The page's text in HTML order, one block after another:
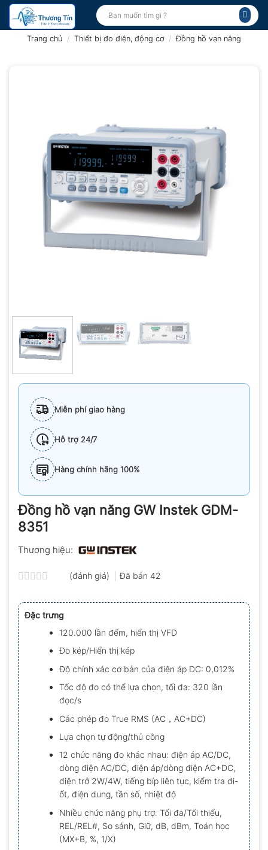
Bỏ
qua
Tìm
kiếm:
Trang chủ / Thiết bị đo điện, động cơ / Đồng hồ vạn năng
Miễn phí giao hàng
Hỗ trợ 24/7
Hàng chính hãng 100%
Đồng hồ vạn năng GW Instek GDM-
8351
Thương hiệu:
xếp
hạng
0.0
5
sao
(đánh giá) Đã bán 42
Đặc trưng
120.000 lần đếm, hiển thị VFD
Đo kép/Hiển thị kép
Độ chính xác cơ bản của điện áp DC: 0,012%
Tốc độ đo có thể lựa chọn, tối đa: 320 lần
đọc/s
Các phép đo True RMS (AC，AC+DC)
Lựa chọn tự động/thủ công
12 chức năng đo khác nhau: điện áp AC/DC,
dòng điện AC/DC, điện áp/dòng điện AC+DC,
điện trở 2W/4W, tiếng bíp liên tục, kiểm tra đi-
ốt, điện dung, tần số, nhiệt độ
Nhiều chức năng phụ trợ: Tối đa/Tối thiểu,
REL/REL#, So sánh, Giữ, dB, dBm, Toán học
(MX+B, %, 1/X)